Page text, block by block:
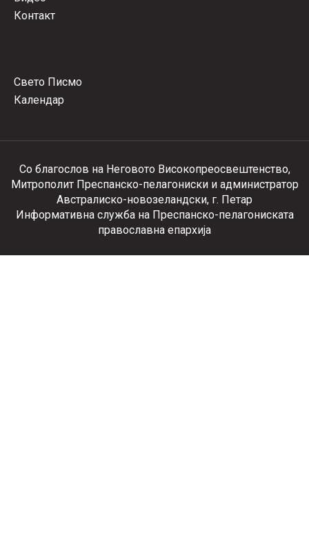
Контакт
Свето Писмо
Календар
Со благослов на Неговото Високопреосвештенство,
Митрополит Преспанско-пелагониски и администратор
Австралиско-новозеландски, г. Петар
Информативна служба на Преспанско-пелагониската
православна епархија